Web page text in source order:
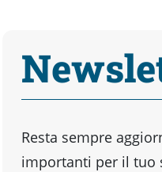
Resta sempre
importanti per il tuo